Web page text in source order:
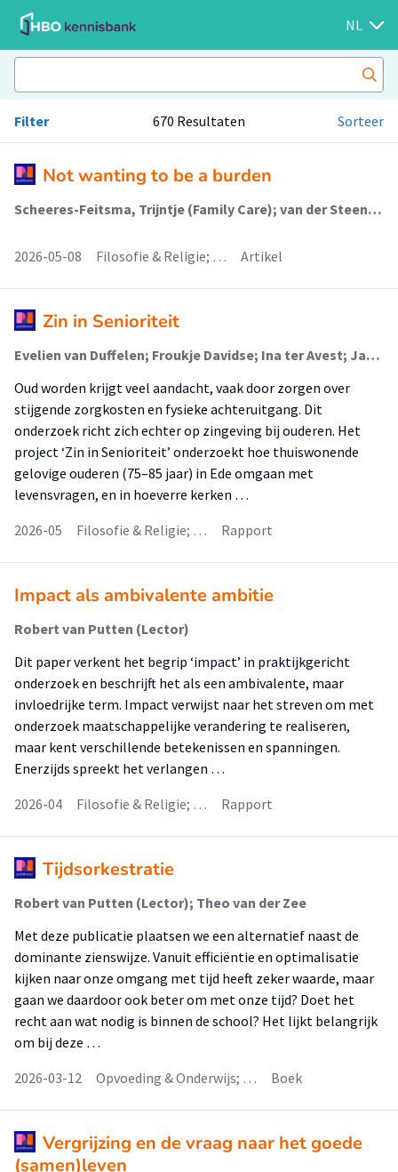
NL
Filter 670 Resultaten Sorteer
Not wanting to be a burden
Scheeres-Feitsma, Trijntje (Family Care); van der Steen, Jenny T; Schaafsma, Petruschka
2026-05-08 Filosofie & Religie; … Artikel
Zin in Senioriteit
Evelien van Duffelen; Froukje Davidse; Ina ter Avest; Jan Piet Vlasblom (Onderzoeker)
Oud worden krijgt veel aandacht, vaak door zorgen over
stijgende zorgkosten en fysieke achteruitgang. Dit
onderzoek richt zich echter op zingeving bij ouderen. Het
project ‘Zin in Senioriteit’ onderzoekt hoe thuiswonende
gelovige ouderen (75–85 jaar) in Ede omgaan met
levensvragen, en in hoeverre kerken …
2026-05
Filosofie & Religie; … Rapport
Impact als ambivalente ambitie
Robert van Putten (Lector)
Dit paper verkent het begrip ‘impact’ in praktijkgericht
onderzoek en beschrijft het als een ambivalente, maar
invloedrijke term. Impact verwijst naar het streven om met
onderzoek maatschappelijke verandering te realiseren,
maar kent verschillende betekenissen en spanningen.
Enerzijds spreekt het verlangen …
2026-04
Filosofie & Religie; … Rapport
Tijdsorkestratie
Robert van Putten (Lector); Theo van der Zee
Met deze publicatie plaatsen we een alternatief naast de
dominante zienswijze. Vanuit efficiëntie en optimalisatie
kijken naar onze omgang met tijd heeft zeker waarde, maar
gaan we daardoor ook beter om met onze tijd? Doet het
recht aan wat nodig is binnen de school? Het lijkt belangrijk
om bij deze …
2026-03-12
Opvoeding & Onderwijs; … Boek
Vergrijzing en de vraag naar het goede
(samen)leven